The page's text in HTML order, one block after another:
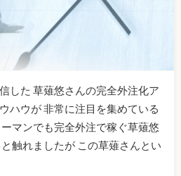
した 草薙悠さんの完全外注化ア
ハウが 非常に注目を集めている
マンでも完全外注で稼ぐ草薙悠
触れましたが この草薙さんとい